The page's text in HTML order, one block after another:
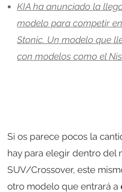
KIA ha anunciado la
modelo para competir
Stonic. Un modelo que
con modelos como el
Si os parece pocos la
hay para elegir dentro del
SUV/Crossover, este
otro modelo que entrará a